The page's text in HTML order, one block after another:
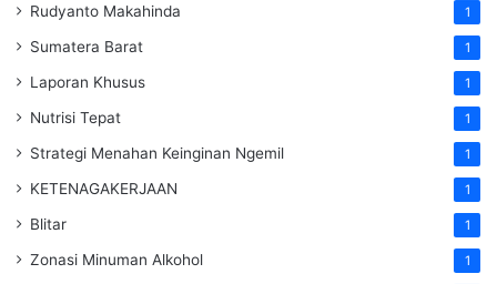
Rudyanto Makahinda 1
Sumatera Barat 1
Laporan Khusus 1
Nutrisi Tepat 1
Strategi Menahan Keinginan Ngemil 1
KETENAGAKERJAAN 1
Blitar 1
Zonasi Minuman Alkohol 1